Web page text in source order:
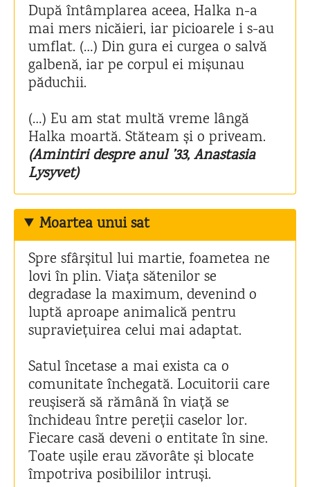
După întâmplarea aceea, Halka n-a
mai mers nicăieri, iar picioarele i s-au
umflat. (…) Din gura ei curgea o salvă
galbenă, iar pe corpul ei mișunau
păduchii.
(…) Eu am stat multă vreme lângă
Halka moartă. Stăteam și o priveam.
(Amintiri despre anul ’33, Anastasia
Lysyvet)
Moartea unui sat
Spre sfârșitul lui martie, foametea ne
lovi în plin. Viața sătenilor se
degradase la maximum, devenind o
luptă aproape animalică pentru
supraviețuirea celui mai adaptat.
Satul încetase a mai exista ca o
comunitate închegată. Locuitorii care
reușiseră să rămână în viață se
închideau între pereții caselor lor.
Fiecare casă deveni o entitate în sine.
Toate ușile erau zăvorâte și blocate
împotriva posibililor intruși.